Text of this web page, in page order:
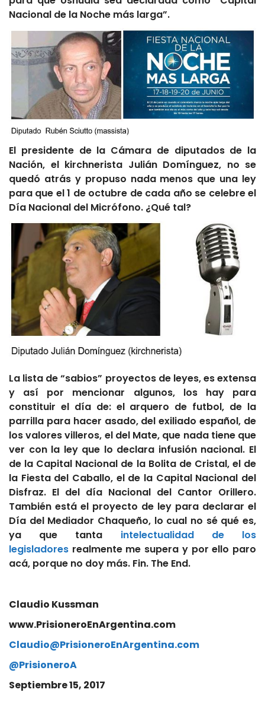
Nacional de la Noche más larga”.
El presidente de la Cámara de diputados de la
Nación, el kirchnerista Julián Domínguez, no se
quedó atrás y propuso nada menos que una ley
para que el 1 de octubre de cada año se celebre el
Día Nacional del Micrófono. ¿Qué tal?
La lista de “sabios” proyectos de leyes, es extensa
y así por mencionar algunos, los hay para
constituir el día de: el arquero de futbol, de la
parrilla para hacer asado, del exiliado español, de
los valores villeros, el del Mate, que nada tiene que
ver con la ley que lo declara infusión nacional. El
de la Capital Nacional de la Bolita de Cristal, el de
la Fiesta del Caballo, el de la Capital Nacional del
Disfraz. El del día Nacional del Cantor Orillero.
También está el proyecto de ley para declarar el
Día del Mediador Chaqueño, lo cual no sé qué es,
ya que tanta intelectualidad de los
legisladores realmente me supera y por ello paro
acá, porque no doy más. Fin. The End.
Claudio Kussman
www.PrisioneroEnArgentina.com
Claudio@PrisioneroEnArgentina.com
@PrisioneroA
Septiembre 15, 2017